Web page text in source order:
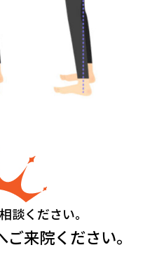
談ください。
ご来院ください。